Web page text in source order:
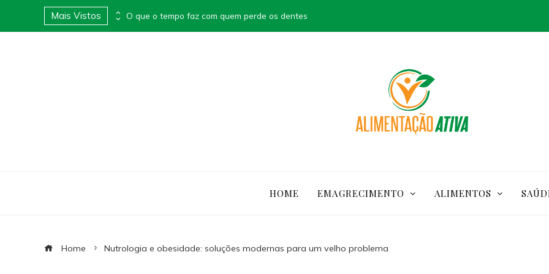
Mais Vistos Apimentei lança Box Surpresa Apimentada e transforma presentes em experiências provocantes O que o tempo faz com quem perde os dentes
HOME EMAGRECIMENTO ALIMENTOS
Home Nutrologia e obesidade: soluções modernas para um velho problema